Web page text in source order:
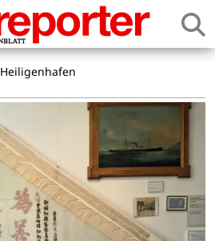
Heiligenhafen